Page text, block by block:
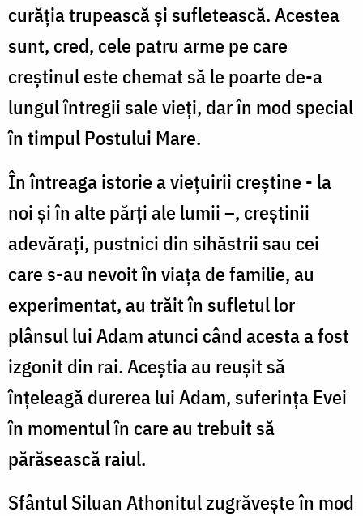
curăţia trupească şi sufletească. Acestea
sunt, cred, cele patru arme pe care
creştinul este chemat să le poarte de-a
lungul întregii sale vieţi, dar în mod special
în timpul Postului Mare.
În întreaga istorie a vieţuirii creştine - la
noi şi în alte părţi ale lumii –, creştinii
adevăraţi, pustnici din sihăstrii sau cei
care s-au nevoit în viaţa de familie, au
experimentat, au trăit în sufletul lor
plânsul lui Adam atunci când acesta a fost
izgonit din rai. Aceştia au reuşit să
înţeleagă durerea lui Adam, suferinţa Evei
în momentul în care au trebuit să
părăsească raiul.
Sfântul Siluan Athonitul zugrăveşte în mod